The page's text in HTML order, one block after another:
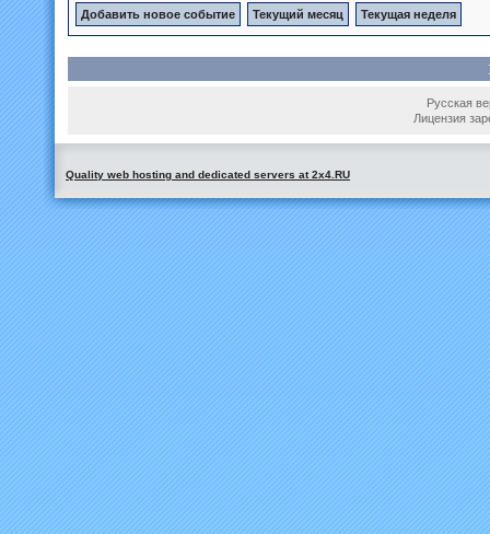
Добавить новое событие Текущий месяц Текущая неделя
Русская
Лицензия
Quality web hosting and dedicated servers at 2x4.RU